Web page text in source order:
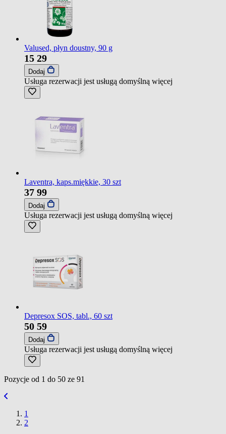
Valused, płyn doustny, 90 g
15 29
Dodaj
Usługa rezerwacji jest usługą domyślną więcej
Laventra, kaps.miękkie, 30 szt
37 99
Dodaj
Usługa rezerwacji jest usługą domyślną więcej
Depresox SOS, tabl., 60 szt
50 59
Dodaj
Usługa rezerwacji jest usługą domyślną więcej
Pozycje od 1 do 50 ze 91
1
2